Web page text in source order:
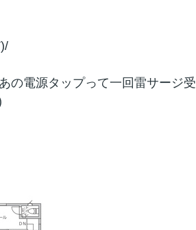
の電源タップって一回雷サージ受